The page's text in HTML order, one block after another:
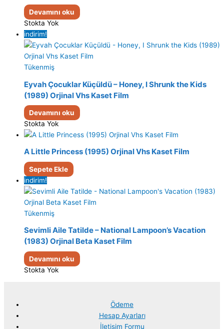
Devamını oku
Stokta Yok
indirim!
Tükenmiş
Eyvah Çocuklar Küçüldü – Honey, I Shrunk the Kids
(1989) Orjinal Vhs Kaset Film
Devamını oku
Stokta Yok
A Little Princess (1995) Orjinal Vhs Kaset Film
Sepete Ekle
indirim!
Tükenmiş
Sevimli Aile Tatilde – National Lampoon’s Vacation
(1983) Orjinal Beta Kaset Film
Devamını oku
Stokta Yok
Ödeme
Hesap Ayarları
İletişim Formu